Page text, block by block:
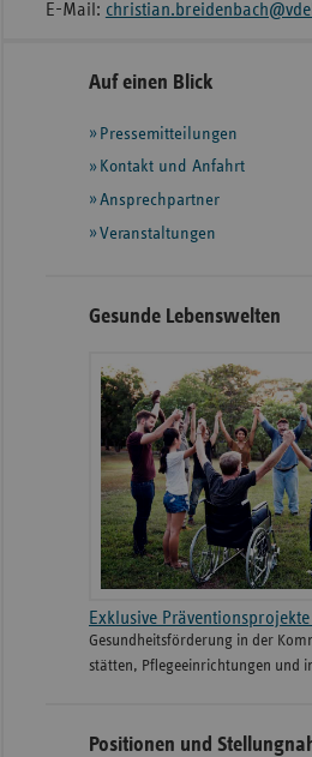
E-Mail:
Seitennavigation
Seitenleiste
weiteren
Informationen
Auf einen Blick
Pressemitteilungen
Kontakt und Anfahrt
Ansprechpartner
Veranstaltungen
Gesunde Lebenswelten
Exklusive
Gesund­heits­­förderung in der
stätten, Pflege­einrichtungen und
Positionen und